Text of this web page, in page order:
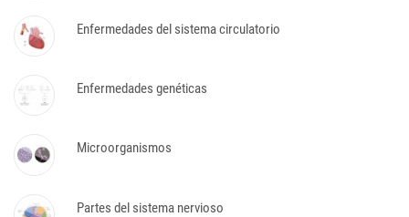
Enfermedades del sistema circulatorio
Enfermedades genéticas
Microorganismos
Partes del sistema nervioso